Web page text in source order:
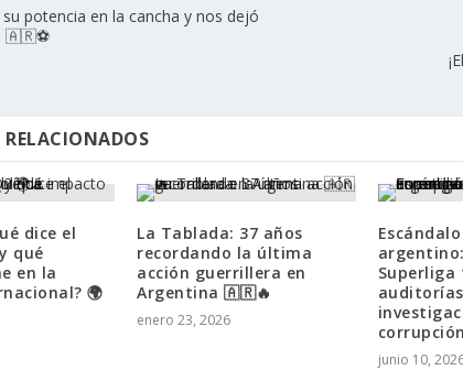
potencia en la cancha y nos dejó
🇦🇷⚽
dice el
qué
en la
🌍
La Tablada: 37 años
recordando la última
acción guerrillera en
Argentina 🇦🇷🔥
enero 23, 2026
Superliga
junio 10,